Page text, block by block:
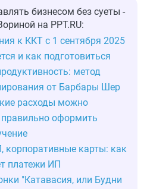
бизнесом без суеты -
на PPT.RU:
к ККТ с 1 сентября 2025
и как подготовиться
метод
от Барбары Шер
расходы можно
правильно оформить
корпоративные карты: как
платежи ИП
"Катавасия, или Будни